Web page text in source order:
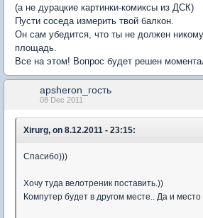
(а не дурацкие картинки-комиксы из ДСК)
Пусти соседа измерить твой балкон.
Он сам убедится, что ты не должен
площадь.
Все на этом! Вопрос будет решен
apsheron_гость
08 Dec 2011
Xirurg, on 8.12.2011 - 23:15:
Спасибо)))
Хочу туда велотреник поставить.))
Компутер будет в другом месте.. Да и